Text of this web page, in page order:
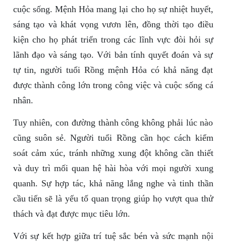
cuộc sống. Mệnh Hỏa mang lại cho họ sự nhiệt huyết,
sáng tạo và khát vọng vươn lên, đồng thời tạo điều
kiện cho họ phát triển trong các lĩnh vực đòi hỏi sự
lãnh đạo và sáng tạo. Với bản tính quyết đoán và sự
tự tin, người tuổi Rồng mệnh Hỏa có khả năng đạt
được thành công lớn trong công việc và cuộc sống cá
nhân.
Tuy nhiên, con đường thành công không phải lúc nào
cũng suôn sẻ. Người tuổi Rồng cần học cách kiểm
soát cảm xúc, tránh những xung đột không cần thiết
và duy trì mối quan hệ hài hòa với mọi người xung
quanh. Sự hợp tác, khả năng lắng nghe và tinh thần
cầu tiến sẽ là yếu tố quan trọng giúp họ vượt qua thử
thách và đạt được mục tiêu lớn.
Với sự kết hợp giữa trí tuệ sắc bén và sức mạnh nội